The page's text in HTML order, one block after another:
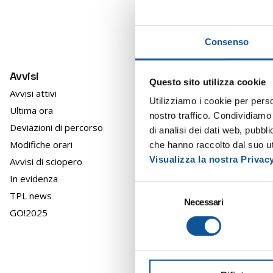
Consenso
Questo sito utilizza cookie
Utilizziamo i cookie per
nostro traffico.
di analisi dei dati web,
che hanno raccolto dal suo
Visualizza la nostra
Necessari
Avvisi
Avvisi attivi
Ultima ora
Deviazioni di percorso
Modifiche orari
Avvisi di sciopero
In evidenza
TPL news
GO!2025
del
In
Panzano
con
LINEA
LINEA